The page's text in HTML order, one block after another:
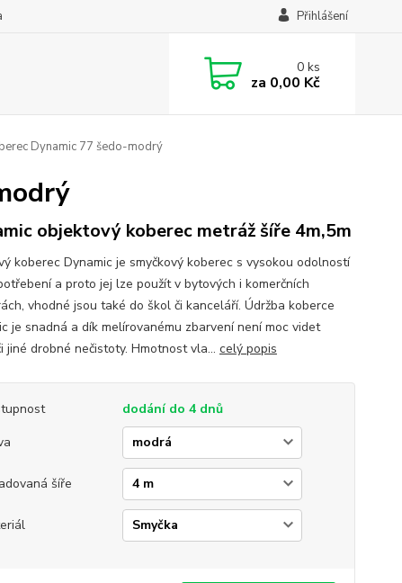
Přihlášení
0ks
za 0,00 Kč
Dynamic 77 šedo-modrý
objektový koberec metráž šíře 4m,5m
koberec Dynamic je smyčkový koberec s vysokou odolností
a proto jej lze použít v bytových i komerčních
vhodné jsou také do škol či kanceláří. Údržba koberce
je snadná a dík melírovanému zbarvení není moc videt
jiné drobné nečistoty. Hmotnost vla... celý popis
dodání do 4 dnů
šíře